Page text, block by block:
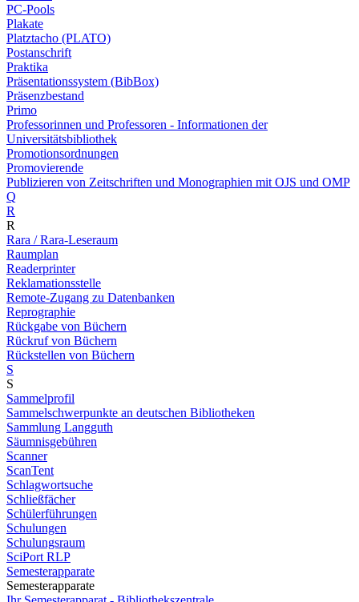
PC-Pools
Plakate
Platztacho (PLATO)
Postanschrift
Praktika
Präsentationssystem (BibBox)
Präsenzbestand
Primo
Professorinnen und Professoren - Informationen der
Universitätsbibliothek
Promotionsordnungen
Promovierende
Publizieren von Zeitschriften und Monographien mit OJS und OMP
Q
R
R
Rara / Rara-Leseraum
Raumplan
Readerprinter
Reklamationsstelle
Remote-Zugang zu Datenbanken
Reprographie
Rückgabe von Büchern
Rückruf von Büchern
Rückstellen von Büchern
S
S
Sammelprofil
Sammelschwerpunkte an deutschen Bibliotheken
Sammlung Langguth
Säumnisgebühren
Scanner
ScanTent
Schlagwortsuche
Schließfächer
Schülerführungen
Schulungen
Schulungsraum
SciPort RLP
Semesterapparate
Semesterapparate